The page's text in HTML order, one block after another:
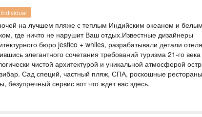
ТУР В ТАНЗАНИЮ, ЭКСПРЕСС
ТАНЗАНИЯ
Safari
Откройте заново Танзанию после долгого
мало, отели предлагают специальные
миграцию, а на Занзибаре теплый океан и
парки Танзании, где вы увидите самую
планете. После сафари вас ждет теплый
Individual
на лучшем пляже с теплым Индийским океаном и белым
где ничто не нарушит Ваш отдых.Известные дизайнеры
бюро jestico + whiles, разрабатывали детали отеля
элегантного сочетания требований туризма 21-го века
чистой архитектурой и уникальной атмосферой
Сад специй, частный пляж, СПА, роскошные
безупречный сервис вот что ждет вас здесь.